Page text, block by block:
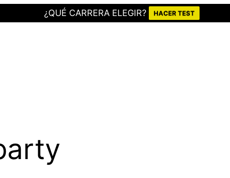
¿QUÉ CARRERA ELEGIR? HACER TEST